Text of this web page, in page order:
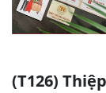
(T126)